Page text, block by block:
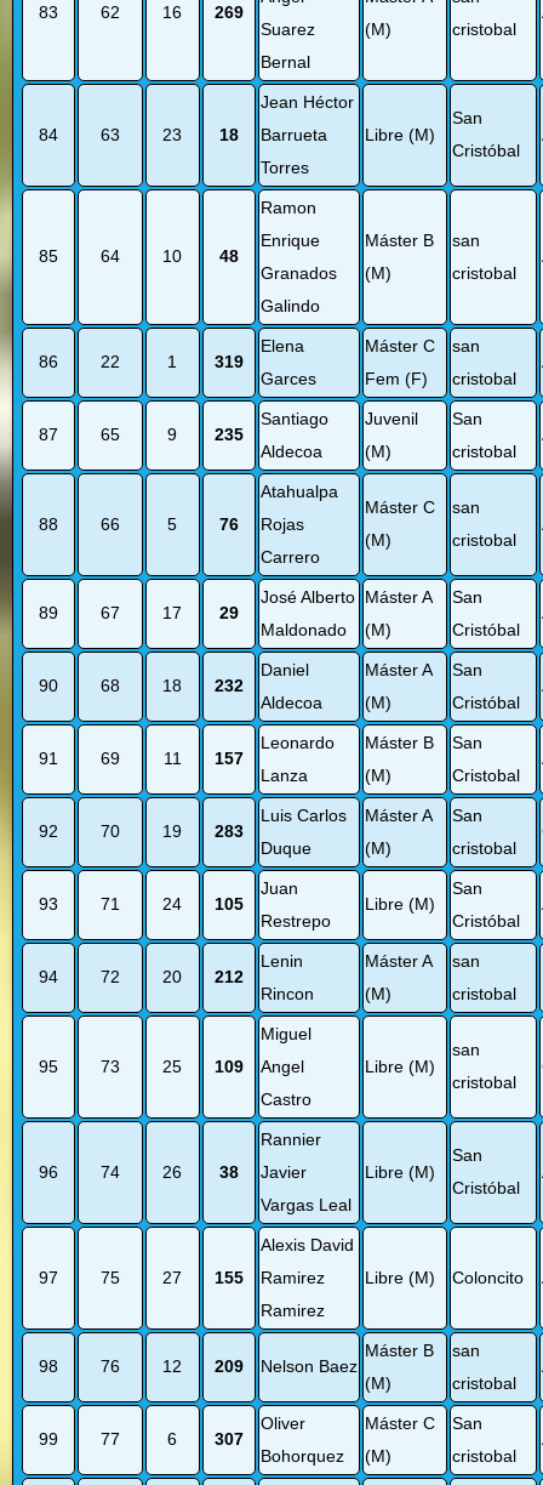
83 62 16 269
Suarez
Bernal
(M)
cristobal
84 63 23 18
Jean Héctor
Barrueta
Torres
Libre (M)
San
Cristóbal
85 64 10 48
Ramon
Enrique
Granados
Galindo
Máster B
(M)
san
cristobal
86 22 1 319
Elena
Garces
Máster C
Fem (F)
san
cristobal
87 65 9 235
Santiago
Aldecoa
Juvenil
(M)
San
cristobal
88 66 5 76
Atahualpa
Rojas
Carrero
Máster C
(M)
san
cristobal
89 67 17 29
José Alberto
Maldonado
Máster A
(M)
San
Cristóbal
90 68 18 232
Daniel
Aldecoa
Máster A
(M)
San
Cristóbal
91 69 11 157
Leonardo
Lanza
Máster B
(M)
San
Cristobal
92 70 19 283
Luis Carlos
Duque
Máster A
(M)
San
cristobal
93 71 24 105
Juan
Restrepo
Libre (M)
San
Cristóbal
94 72 20 212
Lenin
Rincon
Máster A
(M)
san
cristobal
95 73 25 109
Miguel
Angel
Castro
Libre (M)
san
cristobal
96 74 26 38
Rannier
Javier
Vargas Leal
Libre (M)
San
Cristóbal
97 75 27 155
Alexis David
Ramirez
Ramirez
Libre (M) Coloncito
98 76 12 209 Nelson Baez
Máster B
(M)
san
cristobal
99 77 6 307
Oliver
Bohorquez
Máster C
(M)
San
cristobal